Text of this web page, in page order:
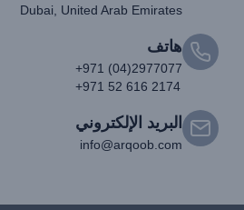
Dubai, United Arab Emirates
هاتف
+971 (04)2977077
+971 52 616 2174
البريد الإلكتروني
info@arqoob.com